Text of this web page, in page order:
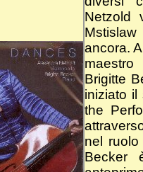
Netzold
ancora.
Brigitte
iniziato
the
nel
Becker